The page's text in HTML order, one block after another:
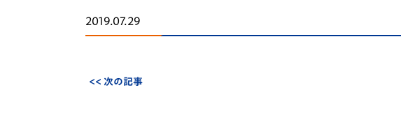
選手プロフィール
スタッフプロフィール
フォトギャラリー
セス
2019.07.29
<< 次の記事